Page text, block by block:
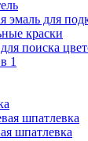
эмаль для
краски
поиска
1
шпатлевка
шпатлевка